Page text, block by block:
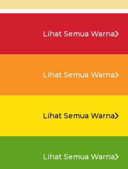
Lihat Semua Warna
Lihat Semua Warna
Lihat Semua Warna
Lihat Semua Warna